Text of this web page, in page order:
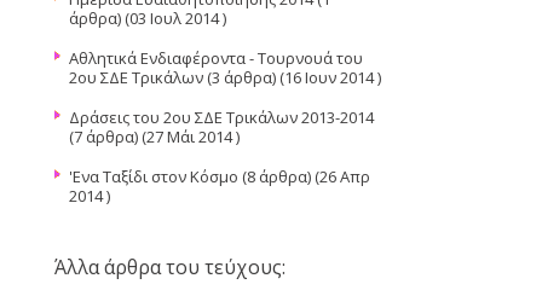
άρθρα) (03 Ιουλ 2014 )
Αθλητικά Ενδιαφέροντα - Τουρνουά του
2ου ΣΔΕ Τρικάλων (3 άρθρα) (16 Ιουν 2014 )
Δράσεις του 2ου ΣΔΕ Τρικάλων 2013-2014
(7 άρθρα) (27 Μάι 2014 )
'Ενα Ταξίδι στον Κόσμο (8 άρθρα) (26 Απρ
2014 )
Άλλα άρθρα του τεύχους: